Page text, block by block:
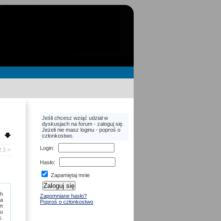
Jeśli chcesz wziąć udział w
dyskusjach na forum - zaloguj się.
Jeżeli nie masz loginu - poproś o
członkostwo.
Login:
Hasło:
Zapamiętaj mnie
Zapomniane hasło?
Poproś o członkostwo
3 >